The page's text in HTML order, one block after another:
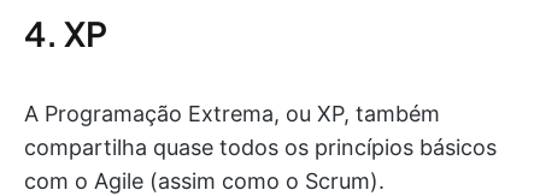
4. XP
A Programação Extrema, ou XP, também
compartilha quase todos os princípios básicos
com o Agile (assim como o Scrum).